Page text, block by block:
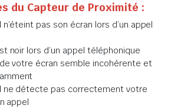
du Capteur de Proximité :
pas son écran lors d’un appel
noir lors d’un appel téléphonique
votre écran semble incohérente et
ne détecte pas correctement votre
appel